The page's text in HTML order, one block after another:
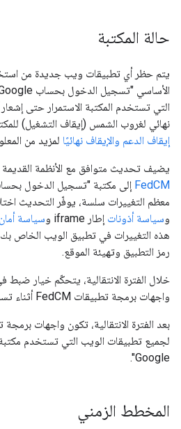
حالة المكتبة
يتم حظر أي تطبيقات ويب جديدة من
التي تستخدم المكتبة الاستمرار حتى
نهائي لغروب الشمس (إيقاف التشغيل)
إيقاف الدعم والإيقاف نهائيًا لمزيد من
يضيف تحديث متوافق مع الأنظمة القديمة
FedCM
معظم التغييرات سلسة، يوفّر التحديث
وسياسة أذونات إطار iframe و سياسة
هذه التغييرات في تطبيق الويب الخاص
رمز التطبيق وتهيئة الموقع.
خلال الفترة الانتقالية، يتحكّم خيار ضبط
واجهات برمجة تطبيقات FedCM أثناء تسجيل دخول المستخدم أم لا.
لجميع تطبيقات الويب التي تستخدم
Google".
المخطط الزمني